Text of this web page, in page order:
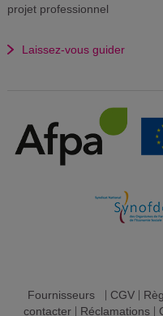
projet professionnel
Laissez-vous guider
Fournisseurs| CGV|
contacter| Réclamations|